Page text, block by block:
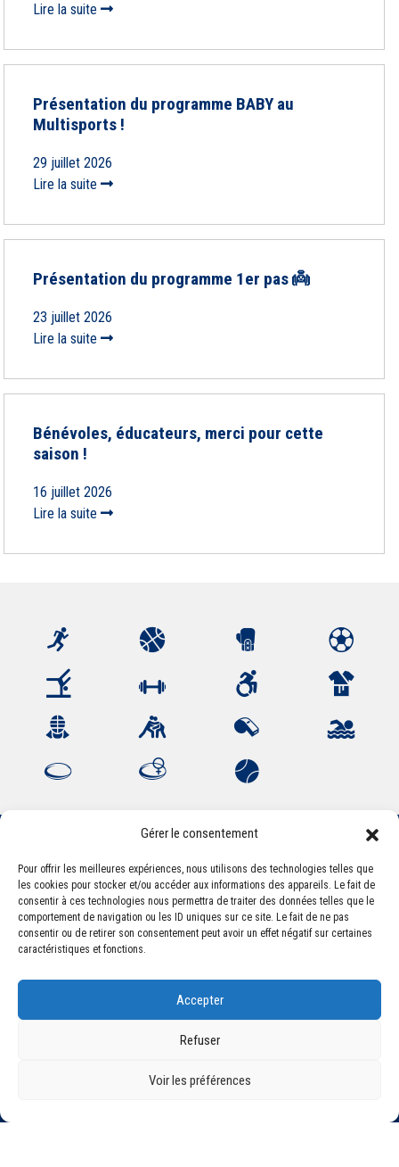
Gérer le consentement
Pour offrir les meilleures expériences, nous utilisons des technologies telles que
les cookies pour stocker et/ou accéder aux informations des appareils. Le fait de
consentir à ces technologies nous permettra de traiter des données telles que le
comportement de navigation ou les ID uniques sur ce site. Le fait de ne pas
consentir ou de retirer son consentement peut avoir un effet négatif sur certaines
caractéristiques et fonctions.
Accepter
Refuser
Voir les préférences
Lire la suite
Présentation du programme BABY au
Multisports !
29 juillet 2026
Lire la suite
Présentation du programme 1er pas 👼
23 juillet 2026
Lire la suite
Bénévoles, éducateurs, merci pour cette
saison !
16 juillet 2026
Lire la suite
Association Sportive Montferrandaise
84, boulevard Léon Jouhaux
CS 80221 - 63021 Clermont-Ferrand Cedex 2
accueil@asm-omnisports.com